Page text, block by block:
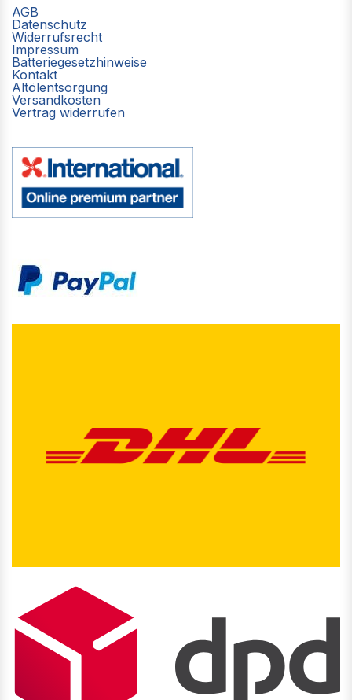
AGB
Datenschutz
Widerrufsrecht
Impressum
Batteriegesetzhinweise
Kontakt
Altölentsorgung
Versandkosten
Vertrag widerrufen